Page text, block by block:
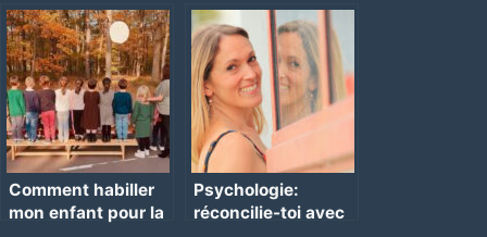
conseils
Comment habiller
mon enfant pour la
Psychologie:
réconcilie-toi avec